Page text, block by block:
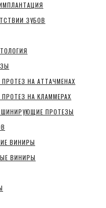
ЗУБОВ
НА АТТАЧМЕНАХ
НА КЛАММЕРАХ
ПРОТЕЗЫ
ВИНИРЫ
ВИНИРЫ